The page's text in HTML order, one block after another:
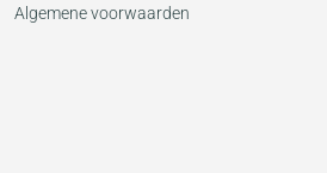
Algemene voorwaarden